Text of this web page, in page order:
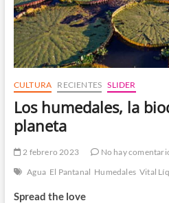
CULTURA RECIENTES SLIDER
Los humedales, la
planeta
2 febrero 2023
No hay
Agua El Pantanal Humedales Vital
Spread the love